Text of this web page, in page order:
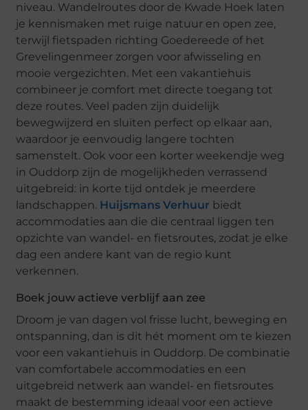
niveau. Wandelroutes door de Kwade Hoek laten
je kennismaken met ruige natuur en open zee,
terwijl fietspaden richting Goedereede of het
Grevelingenmeer zorgen voor afwisseling en
mooie vergezichten. Met een vakantiehuis
combineer je comfort met directe toegang tot
deze routes. Veel paden zijn duidelijk
bewegwijzerd en sluiten perfect op elkaar aan,
waardoor je eenvoudig langere tochten
samenstelt. Ook voor een korter weekendje weg
in Ouddorp zijn de mogelijkheden verrassend
uitgebreid: in korte tijd ontdek je meerdere
landschappen. Huijsmans Verhuur biedt
accommodaties aan die die centraal liggen ten
opzichte van wandel- en fietsroutes, zodat je elke
dag een andere kant van de regio kunt
verkennen.
Boek jouw actieve verblijf aan zee
Droom je van dagen vol frisse lucht, beweging en
ontspanning, dan is dit hét moment om te kiezen
voor een vakantiehuis in Ouddorp. De combinatie
van comfortabele accommodaties en een
uitgebreid netwerk aan wandel- en fietsroutes
maakt de bestemming ideaal voor een actieve